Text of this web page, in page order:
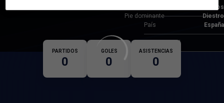
Pie dominante Diestro
23 años
País España
Nacionalidad
PARTIDOS
0
GOLES
0
ASISTENCIAS
0